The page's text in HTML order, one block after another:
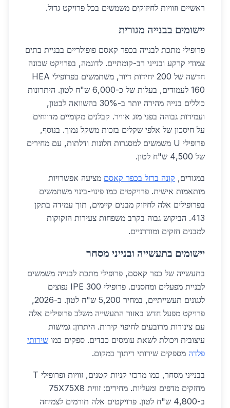
ראשיים וזוויות לחיזוקים משמשים בכל פרויקט גדול.
יישומים בבנייה מגורית
פרופילי מתכת לבנייה בכפר קאסם פופולריים בבניית בתים
צמודי קרקע ובנייני רב-קומתיים. לדוגמה, בפרויקט שכונה
חדשה של 200 יחידות דיור, משתמשים בפרופילי HEA
160 לעמודים, בעלות של כ-6,000 ש"ח לטון. היתרונות
כוללים בנייה מהירה יותר ב-30% בהשוואה לבטון,
ועמידות גבוהה בפני מזג אוויר. קבלנים מקומיים מדווחים
על חיסכון של אלפי שקלים בזכות משקל נמוך. בנוסף,
פרופילי U משמשים למסגרות חלונות ודלתות, עם מחירים
של 4,500 ש"ח לטון.
במגורים, קונה ברזל בכפר קאסם מציעה אפשרויות
מותאמות אישית. פרויקטים כמו פינוי-בינוי משתמשים
בפרופילים אלה לחיזוק מבנים קיימים, תוך עמידה בתקן
413. הביקוש גבוה בקרב משפחות צעירות הזקוקות
למבנים חזקים ומודרניים.
יישומים בתעשייה ובנייני מסחר
בתעשייה של כפר קאסם, פרופילי מתכת לבנייה משמשים
לבניית מפעלים ומחסנים. פרופילי IPE 300 נפוצים
לגגונים תעשייתיים, במחיר 5,200 ש"ח לטון. ב-2026,
פרויקט מפעל חדש באזור התעשייה משלב פרופילים אלה
עם צינורות מרובעים לחיפוי קירות. היתרון: גמישות
עיצובית ויכולת לשאת עומסים כבדים. ספקים כמו שירותי
פלדה מספקים שירותי ריתוך במקום.
בבנייני מסחר, כמו מרכזי קניות קטנים, זוויות ופרופילי T
מחזקים מדפים ומעליות. מחירים: זווית 75X75X8
ב-4,800 ש"ח לטון. פרויקטים אלה תורמים לצמיחה